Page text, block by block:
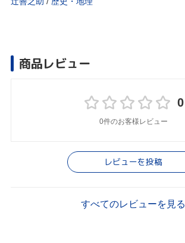
商品レビュー
0
0件のお客様レビュー
レビューを投稿
すべてのレビューを見る